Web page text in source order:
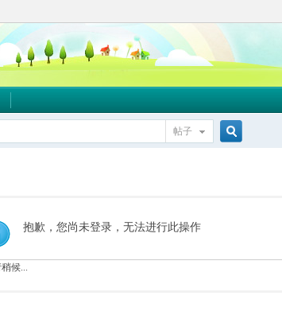
帖子
抱歉，您尚未登录，无法进行此操作
候...